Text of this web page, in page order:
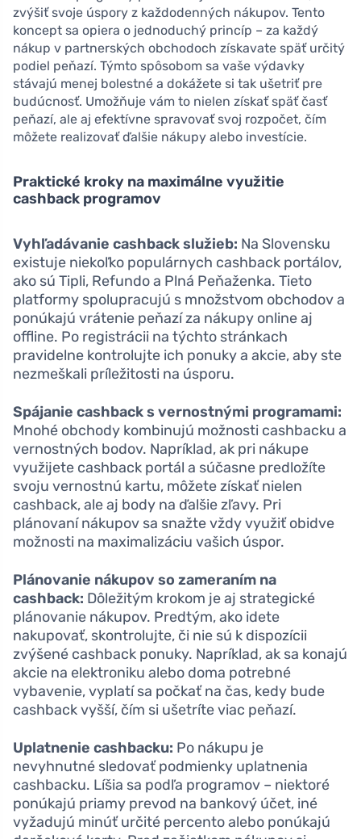
zvýšiť svoje úspory z každodenných nákupov. Tento
koncept sa opiera o jednoduchý princíp – za každý
nákup v partnerských obchodoch získavate späť určitý
podiel peňazí. Týmto spôsobom sa vaše výdavky
stávajú menej bolestné a dokážete si tak ušetriť pre
budúcnosť. Umožňuje vám to nielen získať späť časť
peňazí, ale aj efektívne spravovať svoj rozpočet, čím
môžete realizovať ďalšie nákupy alebo investície.
Praktické kroky na maximálne využitie
cashback programov
Vyhľadávanie cashback služieb: Na Slovensku
existuje niekoľko populárnych cashback portálov,
ako sú Tipli, Refundo a Plná Peňaženka. Tieto
platformy spolupracujú s množstvom obchodov a
ponúkajú vrátenie peňazí za nákupy online aj
offline. Po registrácii na týchto stránkach
pravidelne kontrolujte ich ponuky a akcie, aby ste
nezmeškali príležitosti na úsporu.
Spájanie cashback s vernostnými programami:
Mnohé obchody kombinujú možnosti cashbacku a
vernostných bodov. Napríklad, ak pri nákupe
využijete cashback portál a súčasne predložíte
svoju vernostnú kartu, môžete získať nielen
cashback, ale aj body na ďalšie zľavy. Pri
plánovaní nákupov sa snažte vždy využiť obidve
možnosti na maximalizáciu vašich úspor.
Plánovanie nákupov so zameraním na
cashback: Dôležitým krokom je aj strategické
plánovanie nákupov. Predtým, ako idete
nakupovať, skontrolujte, či nie sú k dispozícii
zvýšené cashback ponuky. Napríklad, ak sa konajú
akcie na elektroniku alebo doma potrebné
vybavenie, vyplatí sa počkať na čas, kedy bude
cashback vyšší, čím si ušetríte viac peňazí.
Uplatnenie cashbacku: Po nákupu je
nevyhnutné sledovať podmienky uplatnenia
cashbacku. Líšia sa podľa programov – niektoré
ponúkajú priamy prevod na bankový účet, iné
vyžadujú minúť určité percento alebo ponúkajú